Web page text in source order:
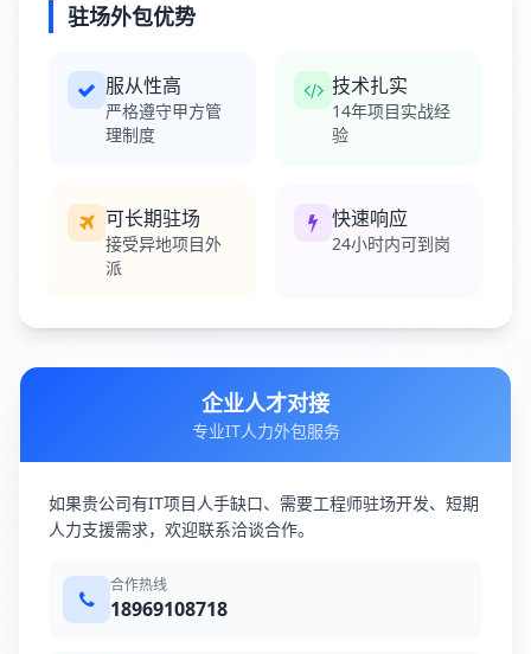
驻场外包优势
服从性高
严格遵守甲方管
理制度
技术扎实
14年项目实战经
验
可长期驻场
接受异地项目外
派
快速响应
24小时内可到岗
企业人才对接
专业IT人力外包服务
如果贵公司有IT项目人手缺口、需要工程师驻场开发、短期
人力支援需求，欢迎联系洽谈合作。
合作热线
18969108718